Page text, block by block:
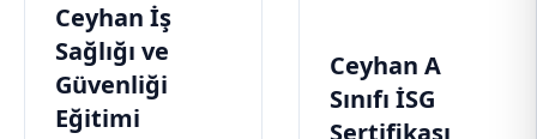
Ceyhan İş
Sağlığı ve
Güvenliği
Eğitimi
Ceyhan A
Sınıfı İSG